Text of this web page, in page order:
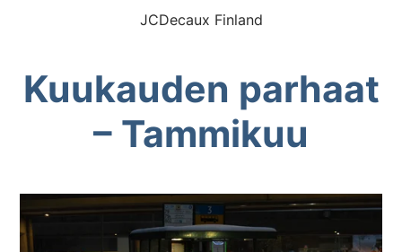
i
k
k
JCDecaux Finland
Kuukauden parhaat
– Tammikuu